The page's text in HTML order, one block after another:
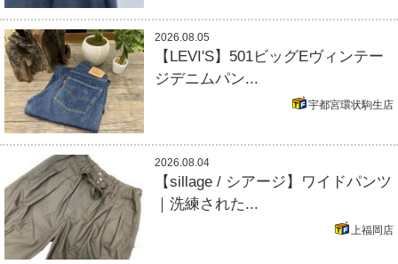
2026.08.05
【LEVI'S】501ビッグEヴィンテー
ジデニムパン...
宇都宮環状駒生店
2026.08.04
【sillage / シアージ】ワイドパンツ
｜洗練された...
上福岡店